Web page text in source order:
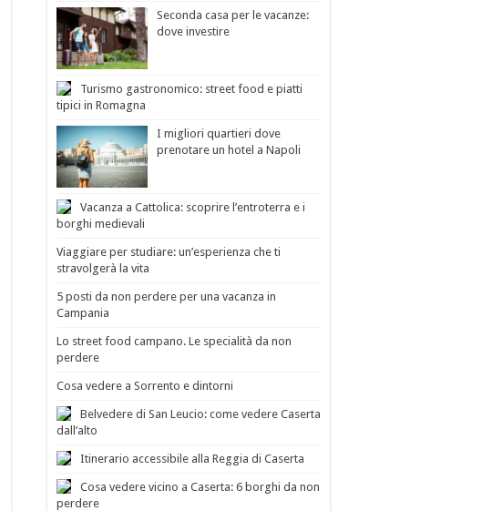
Seconda casa per le vacanze:
dove investire
Turismo gastronomico: street food e piatti
tipici in Romagna
I migliori quartieri dove
prenotare un hotel a Napoli
Vacanza a Cattolica: scoprire l’entroterra e i
borghi medievali
Viaggiare per studiare: un’esperienza che ti
stravolgerà la vita
5 posti da non perdere per una vacanza in
Campania
Lo street food campano. Le specialità da non
perdere
Cosa vedere a Sorrento e dintorni
Belvedere di San Leucio: come vedere Caserta
dall’alto
Itinerario accessibile alla Reggia di Caserta
Cosa vedere vicino a Caserta: 6 borghi da non
perdere